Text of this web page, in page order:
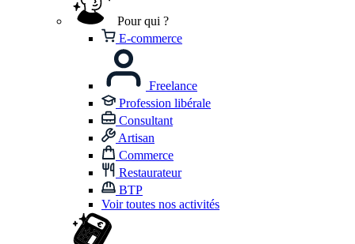
Pour qui ?
E-commerce
Freelance
Profession libérale
Consultant
Artisan
Commerce
Restaurateur
BTP
Voir toutes nos activités